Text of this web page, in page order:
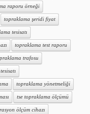
raporu örneği
topraklama şeridi fiyat
tesisatı
topraklama test raporu
trafosu
topraklama yönetmeliği
tse topraklama ölçümü
ölçüm cihazı